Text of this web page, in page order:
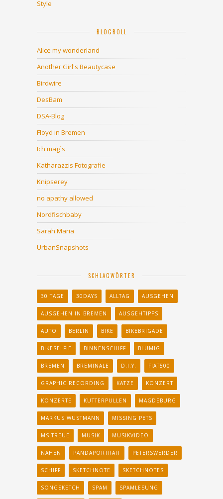
Style
BLOGROLL
Alice my wonderland
Another Girl's Beautycase
Birdwire
DesBam
DSA-Blog
Floyd in Bremen
Ich mag´s
Katharazzis Fotografie
Knipserey
no apathy allowed
Nordfischbaby
Sarah Maria
UrbanSnapshots
SCHLAGWÖRTER
30 TAGE 30DAYS ALLTAG AUSGEHEN
AUSGEHEN IN BREMEN AUSGEHTIPPS
AUTO BERLIN BIKE BIKEBRIGADE
BIKESELFIE BINNENSCHIFF BLUMIG
BREMEN BREMINALE D.I.Y. FIAT500
GRAPHIC RECORDING KATZE KONZERT
KONZERTE KUTTERPULLEN MAGDEBURG
MARKUS WUSTMANN MISSING PETS
MS TREUE MUSIK MUSIKVIDEO
NÄHEN PANDAPORTRAIT PETERSWERDER
SCHIFF SKETCHNOTE SKETCHNOTES
SONGSKETCH SPAM SPAMLESUNG